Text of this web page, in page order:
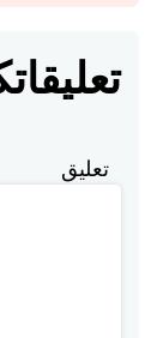
تعليق